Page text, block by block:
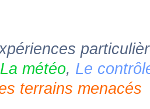
La météo, Le
terrains menacés